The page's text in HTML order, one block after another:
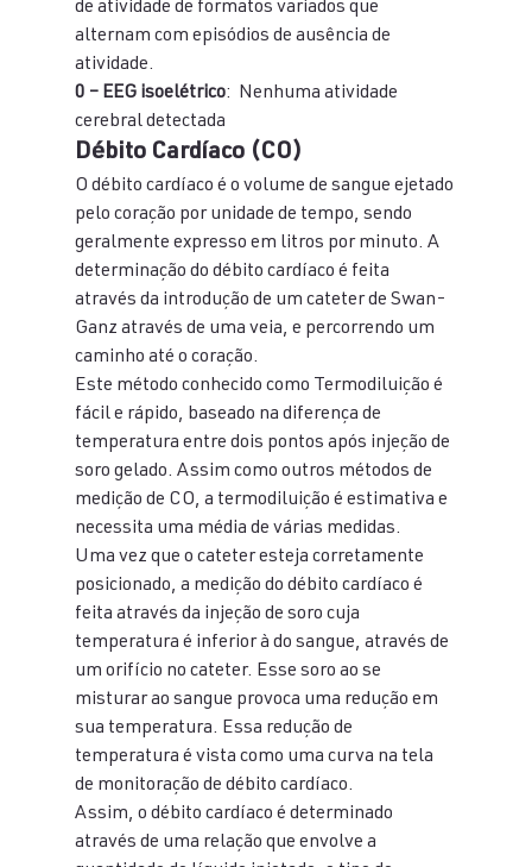
de atividade de formatos variados que
alternam com episódios de ausência de
atividade.
0 – EEG isoelétrico:  Nenhuma atividade
cerebral detectada
Débito Cardíaco (CO)
O débito cardíaco é o volume de sangue ejetado
pelo coração por unidade de tempo, sendo
geralmente expresso em litros por minuto. A
determinação do débito cardíaco é feita
através da introdução de um cateter de Swan-
Ganz através de uma veia, e percorrendo um
caminho até o coração.
Este método conhecido como Termodiluição é
fácil e rápido, baseado na diferença de
temperatura entre dois pontos após injeção de
soro gelado. Assim como outros métodos de
medição de CO, a termodiluição é estimativa e
necessita uma média de várias medidas.
Uma vez que o cateter esteja corretamente
posicionado, a medição do débito cardíaco é
feita através da injeção de soro cuja
temperatura é inferior à do sangue, através de
um orifício no cateter. Esse soro ao se
misturar ao sangue provoca uma redução em
sua temperatura. Essa redução de
temperatura é vista como uma curva na tela
de monitoração de débito cardíaco.
Assim, o débito cardíaco é determinado
através de uma relação que envolve a